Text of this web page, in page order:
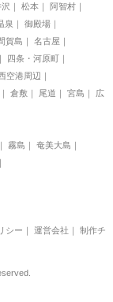
松本
阿智村
泉
御殿場
賀島
名古屋
四条・河原町
空港周辺
倉敷 尾道 宮島
広
霧島
奄美大島
シー ｜ 運営会社 ｜ 制作チ